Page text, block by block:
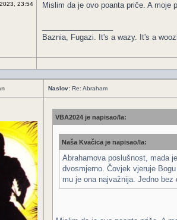
23:54
Mislim da je ovo poanta priče. A
Baznia, Fugazi. It's a wazy. It's a
Naslov: Re: Abraham
VBA2024 je napisao/la:
Naša Kvačica je napisao/la:
Abrahamova poslušnost, mada
dvosmjerno. Čovjek vjeruje
mu je ona najvažnija. Jedno bez